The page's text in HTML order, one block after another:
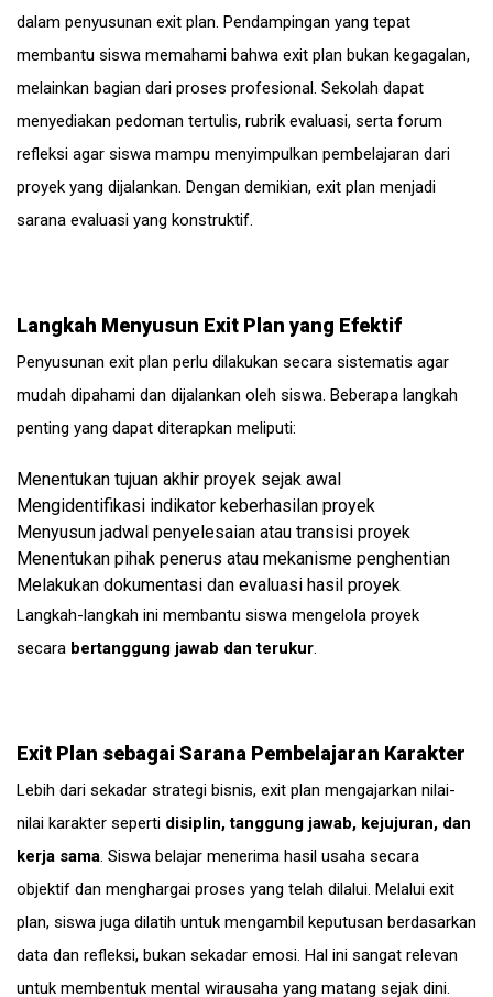
dalam penyusunan exit plan. Pendampingan yang tepat
membantu siswa memahami bahwa exit plan bukan kegagalan,
melainkan bagian dari proses profesional. Sekolah dapat
menyediakan pedoman tertulis, rubrik evaluasi, serta forum
refleksi agar siswa mampu menyimpulkan pembelajaran dari
proyek yang dijalankan. Dengan demikian, exit plan menjadi
sarana evaluasi yang konstruktif.
Langkah Menyusun Exit Plan yang Efektif
Penyusunan exit plan perlu dilakukan secara sistematis agar
mudah dipahami dan dijalankan oleh siswa. Beberapa langkah
penting yang dapat diterapkan meliputi:
Menentukan tujuan akhir proyek sejak awal
Mengidentifikasi indikator keberhasilan proyek
Menyusun jadwal penyelesaian atau transisi proyek
Menentukan pihak penerus atau mekanisme penghentian
Melakukan dokumentasi dan evaluasi hasil proyek
Langkah-langkah ini membantu siswa mengelola proyek
secara bertanggung jawab dan terukur.
Exit Plan sebagai Sarana Pembelajaran Karakter
Lebih dari sekadar strategi bisnis, exit plan mengajarkan nilai-
nilai karakter seperti disiplin, tanggung jawab, kejujuran, dan
kerja sama. Siswa belajar menerima hasil usaha secara
objektif dan menghargai proses yang telah dilalui. Melalui exit
plan, siswa juga dilatih untuk mengambil keputusan berdasarkan
data dan refleksi, bukan sekadar emosi. Hal ini sangat relevan
untuk membentuk mental wirausaha yang matang sejak dini.